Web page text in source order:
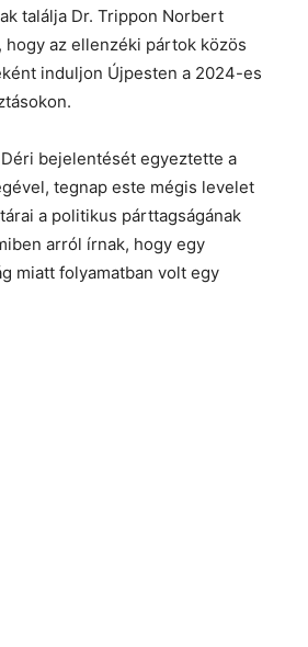
találja Dr. Trippon Norbert
az ellenzéki pártok közös
induljon Újpesten a 2024-es
bejelentését egyeztette a
tegnap este mégis levelet
a politikus párttagságának
arról írnak, hogy egy
miatt folyamatban volt egy